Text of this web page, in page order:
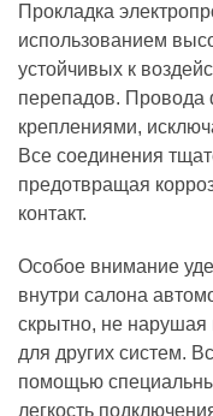
Прокладка
использованием
устойчивых к
перепадов. Провода
креплениями,
Все соединения
предотвращая
контакт.
Особое внимание
внутри салона
скрытно, не нарушая
для других систем.
помощью
легкость